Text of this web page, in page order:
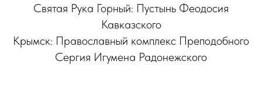
Святая Рука Горный: Пустынь Феодосия
Кавказского
Крымск: Православный комплекс Преподобного
Сергия Игумена Радонежского